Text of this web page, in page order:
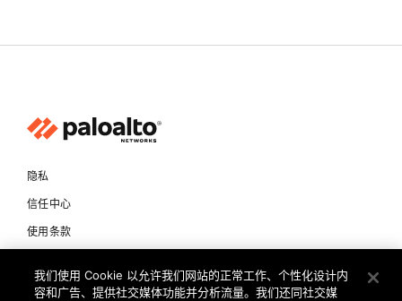
隐私
信任中心
使用条款
我们使用 Cookie 以允许我们网站的正常工作、个性化设计内
容和广告、提供社交媒体功能并分析流量。我们还同社交媒